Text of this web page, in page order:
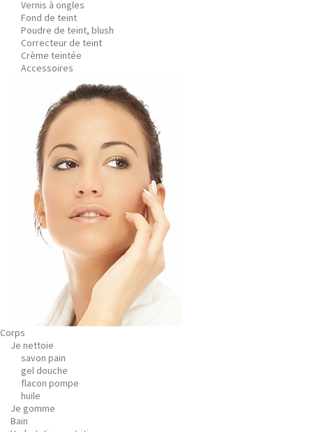
Vernis à ongles
Fond de teint
Poudre de teint, blush
Correcteur de teint
Crème teintée
Accessoires
Corps
Je nettoie
savon pain
gel douche
flacon pompe
huile
Je gomme
Bain